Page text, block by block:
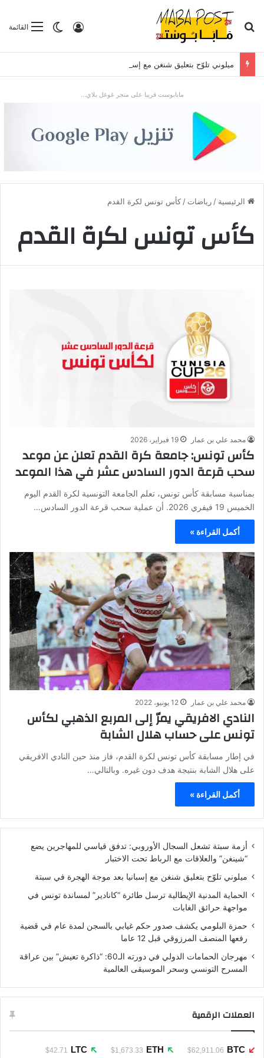
القائمةالوضع
تسجيل الدخول بحث عن
ميلوني تلوّح بتعليق شنغن مع إسبانيا بعد موجة الهجرة في سبتة
مابابوست قريبا على متجر غوغل بلاي...
الرئيسية / رياضات / كأس تونس لكرة القدم
كأس تونس لكرة القدم
محمد علي بن عمار 19 فبراير، 2026
كأس تونس: جامعة كرة القدم تعلن عن موعد
سحب قرعة الدور السادس عشر في هذا الموعد
بمناسبة مسابقة كأس تونس، تعلم الجامعة التونسية لكرة القدم اليوم
الخميس 19 فيفري 2026. أن عملية سحب قرعة الدور السادس…
أكمل القراءة »
محمد علي بن عمار 12 يونيو، 2022
النادي الافريقي يمرّ إلى المربع الذهبي لكأس
تونس على حساب هلال الشابة
في إطار مسابقة كأس تونس لكرة القدم، فاز منذ حين النادي الافريقي
على هلال الشابة بنتيجة هدف دون غيره. وبالتالي…
أكمل القراءة »
أزمة سبتة تشعل السجال الأوروبي: تدفق قياسي للمهاجرين يضع
“شينغن” والعلاقات مع الرباط تحت الاختبار
ميلوني تلوّح بتعليق شنغن مع إسبانيا بعد موجة الهجرة في سبتة
الحماية المدنية الإيطالية ترسل طائرة “كانادير” لمساندة تونس في
مواجهة حرائق الغابات
حمزة البلومي يكشف صدور حكم غيابي بالسجن لمدة عام في قضية
رفعها المنصف المرزوقي قبل 12 عاما
مهرجان الحمامات الدولي في دورته الـ60: “ذاكرة تعيش” بين عراقة
المسرح التونسي وسحر الموسيقى العالمية
العملات الرقمية
BTC
$62,911.06
ETH
$1,673.33
LTC
$42.71